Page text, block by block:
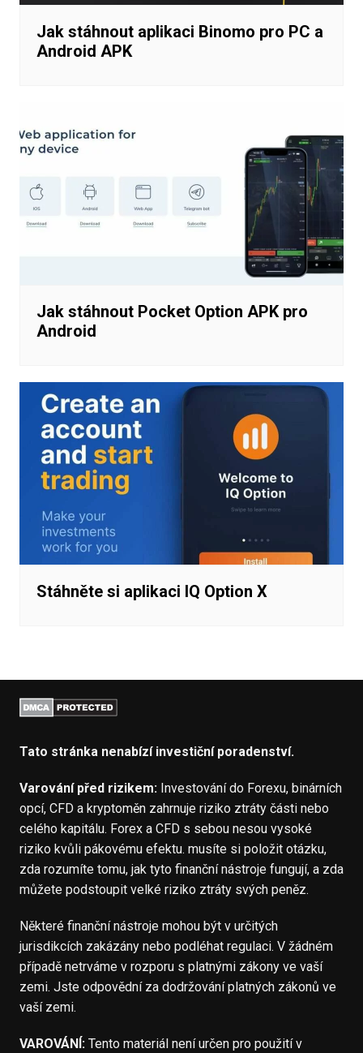
Jak stáhnout aplikaci Binomo pro PC a
Android APK
Jak stáhnout Pocket Option APK pro
Android
Stáhněte si aplikaci IQ Option X
Tato stránka nenabízí investiční poradenství.
Varování před rizikem:Investování do Forexu, binárních
opcí, CFD a kryptoměn zahrnuje riziko ztráty části nebo
celého kapitálu. Forex a CFD s sebou nesou vysoké
riziko kvůli pákovému efektu. musíte si položit otázku,
zda rozumíte tomu, jak tyto finanční nástroje fungují, a zda
můžete podstoupit velké riziko ztráty svých peněz.
Některé finanční nástroje mohou být v určitých
jurisdikcích zakázány nebo podléhat regulaci. V žádném
případě netrváme v rozporu s platnými zákony ve vaší
zemi. Jste odpovědní za dodržování platných zákonů ve
vaší zemi.
VAROVÁNÍ:Tento materiál není určen pro použití v